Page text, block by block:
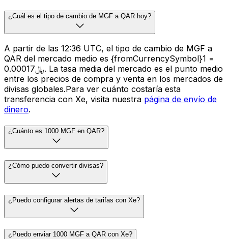
¿Cuál es el tipo de cambio de MGF a QAR hoy?
A partir de las 12:36 UTC, el tipo de cambio de MGF a
QAR del mercado medio es {fromCurrencySymbol}1 =
﷼0.00017. La tasa media del mercado es el punto medio
entre los precios de compra y venta en los mercados de
divisas globales.Para ver cuánto costaría esta
transferencia con Xe, visita nuestra página de envío de
dinero.
¿Cuánto es 1000 MGF en QAR?
¿Cómo puedo convertir divisas?
¿Puedo configurar alertas de tarifas con Xe?
¿Puedo enviar 1000 MGF a QAR con Xe?